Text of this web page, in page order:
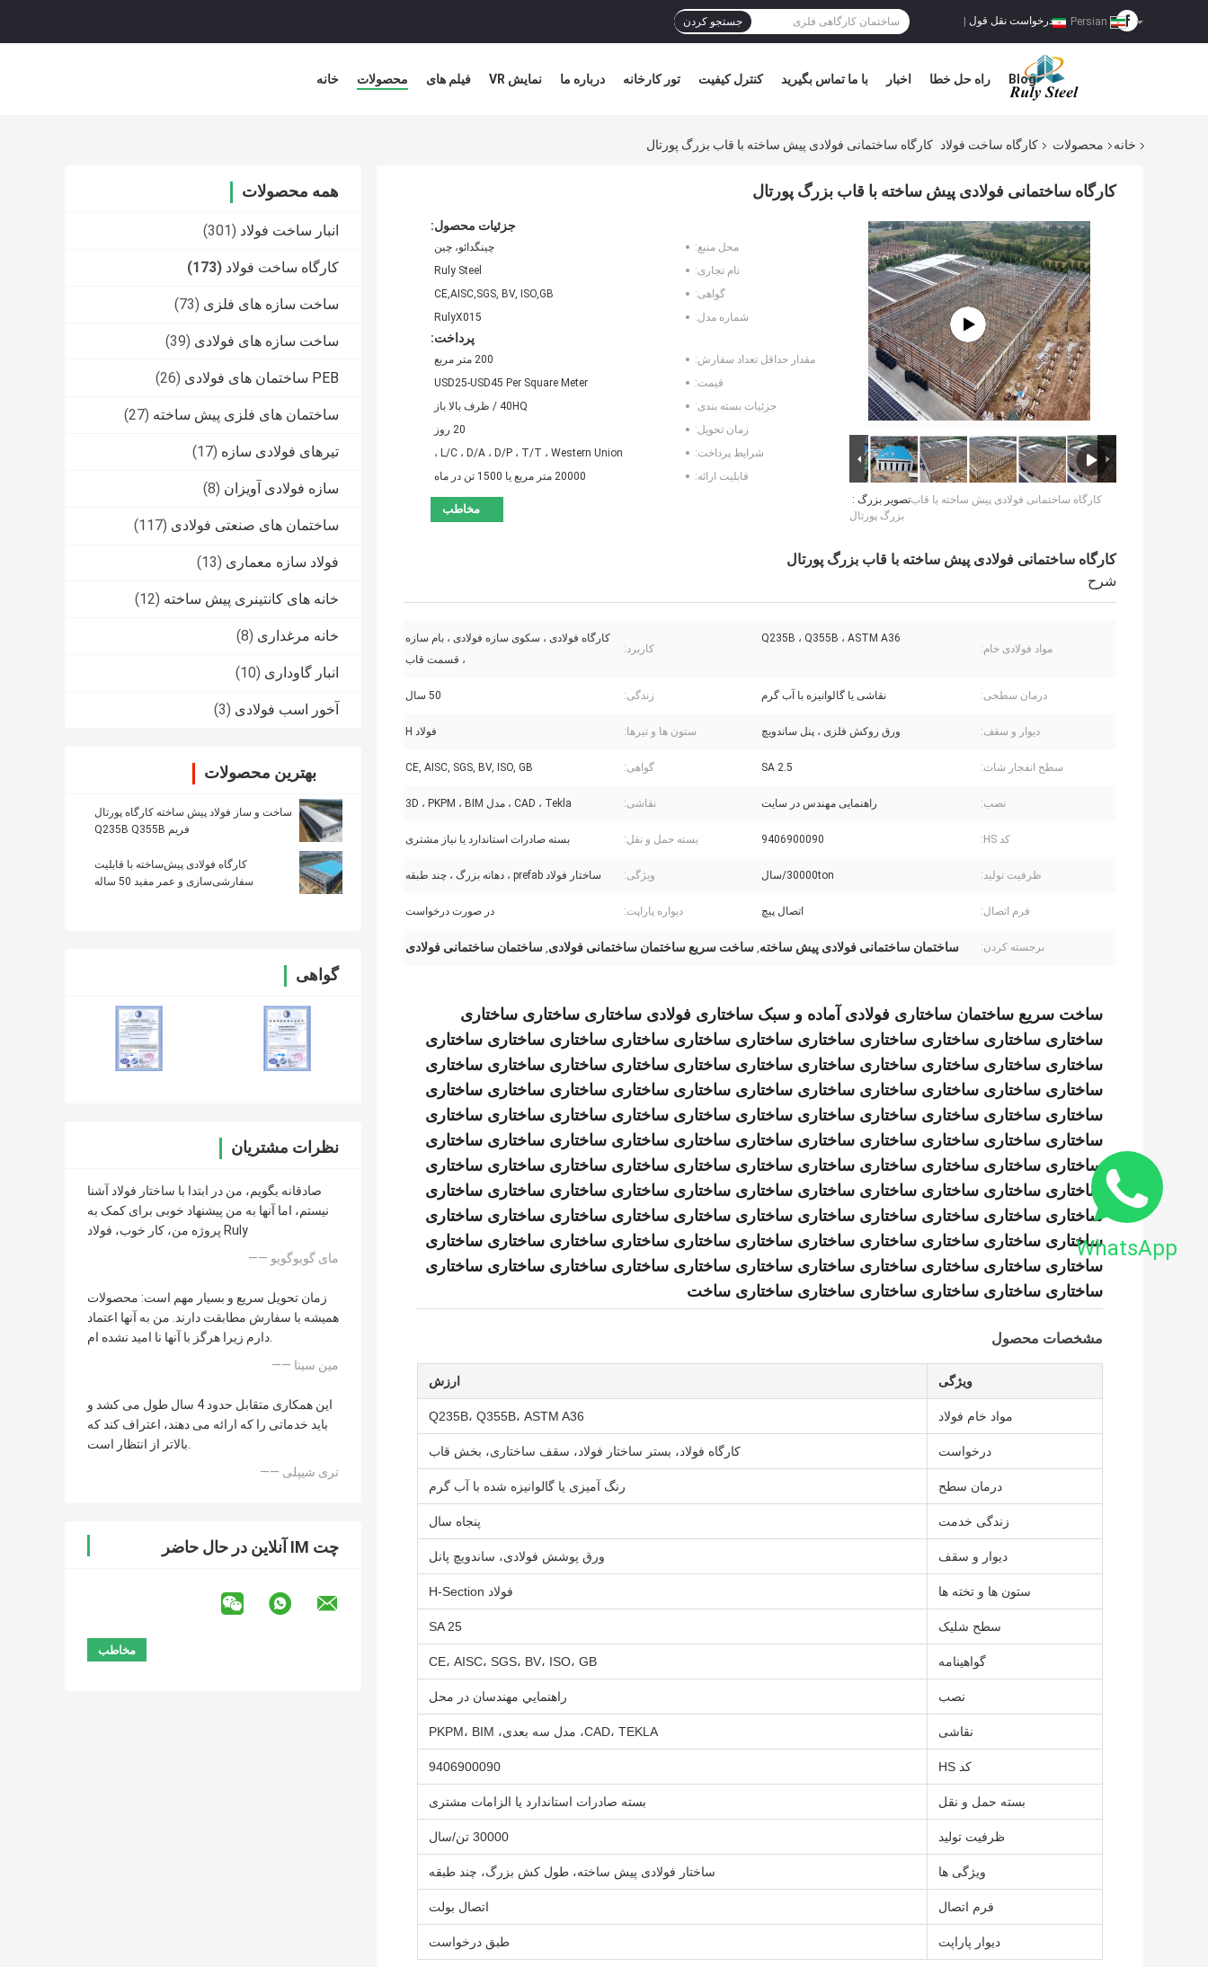
درخواست نقل قول جستجو کردن
خانه محصولات فیلم های نمایش VR درباره ما تور کارخانه کنترل کیفیت با ما تماس بگیرید اخبار راه حل خطا Blog
خانه محصولات کارگاه ساخت فولاد کارگاه ساختمانی فولادی پیش ساخته با قاب بزرگ پورتال
همه محصولات
انبار ساخت فولاد (301)
کارگاه ساخت فولاد (173)
ساخت سازه های فلزی (73)
ساخت سازه های فولادی (39)
PEB ساختمان های فولادی (26)
ساختمان های فلزی پیش ساخته (27)
تیرهای فولادی سازه (17)
سازه فولادی آویزان (8)
ساختمان های صنعتی فولادی (117)
فولاد سازه معماری (13)
خانه های کانتینری پیش ساخته (12)
خانه مرغداری (8)
انبار گاوداری (10)
آخور اسب فولادی (3)
بهترین محصولات
ساخت و ساز فولاد پیش ساخته کارگاه پورتال
فریم Q235B Q355B
کارگاه فولادی پیش‌ساخته با قابلیت
سفارشی‌سازی و عمر مفید 50 ساله
گواهی
نظرات مشتریان
صادقانه بگویم، من در ابتدا با ساختار فولاد آشنا
نیستم، اما آنها به من پیشنهاد خوبی برای کمک به
پروژه من، کار خوب، فولاد Ruly
—— مای گویوگویو
زمان تحویل سریع و بسیار مهم است: محصولات
همیشه با سفارش مطابقت دارند. من به آنها اعتماد
دارم زیرا هرگز با آنها نا امید نشده ام.
—— مین سینا
این همکاری متقابل حدود 4 سال طول می کشد و
باید خدماتی را که ارائه می دهند، اعتراف کند که
بالاتر از انتظار است.
—— تری شیپلی
چت IM آنلاین در حال حاضر
کارگاه ساختمانی فولادی پیش ساخته با قاب بزرگ پورتال
تصویر بزرگ :کارگاه ساختمانی فولادی پیش ساخته با قاب
بزرگ پورتال
جزئیات محصول:
محل منبع:
چینگدائو، چین
نام تجاری:
Ruly Steel
گواهی:
CE,AISC,SGS, BV, ISO,GB
شماره مدل:
RulyX015
پرداخت:
مقدار حداقل تعداد سفارش:
200 متر مربع
قیمت:
USD25-USD45 Per Square Meter
جزئیات بسته بندی:
40HQ / ظرف بالا باز
زمان تحویل:
20 روز
شرایط پرداخت:
L/C ، D/A ، D/P ، T/T ، Western Union ،
قابلیت ارائه:
20000 متر مربع یا 1500 تن در ماه
مخاطب
کارگاه ساختمانی فولادی پیش ساخته با قاب بزرگ پورتال
شرح
مواد فولادی خام:
Q235B ، Q355B ، ASTM A36
کاربرد:
کارگاه فولادی ، سکوی سازه فولادی ، بام سازه
، قسمت قاب
درمان سطحی: نقاشی یا گالوانیزه با آب گرم زندگی: 50 سال
دیوار و سقف: ورق روکش فلزی ، پنل ساندویچ ستون ها و تیرها: فولاد H
سطح انفجار شات: SA 2.5 گواهی: CE, AISC, SGS, BV, ISO, GB
نصب: راهنمایی مهندس در سایت نقاشی: CAD ، Tekla ، مدل 3D ، PKPM ، BIM
کد HS: 9406900090 بسته حمل و نقل: بسته صادرات استاندارد یا نیاز مشتری
ظرفیت تولید: 30000ton/سال ویژگی: ساختار فولاد prefab ، دهانه بزرگ ، چند طبقه
فرم اتصال: اتصال پیچ دیواره پاراپت: در صورت درخواست
برجسته کردن: ساختمان ساختمانی فولادی پیش ساخته, ساخت سریع ساختمان ساختمانی فولادی, ساختمان ساختمانی فولادی
ساخت سریع ساختمان ساختاری فولادی آماده و سبک ساختاری فولادی ساختاری ساختاری ساختاری
ساختاری ساختاری ساختاری ساختاری ساختاری ساختاری ساختاری ساختاری ساختاری ساختاری ساختاری
ساختاری ساختاری ساختاری ساختاری ساختاری ساختاری ساختاری ساختاری ساختاری ساختاری ساختاری
ساختاری ساختاری ساختاری ساختاری ساختاری ساختاری ساختاری ساختاری ساختاری ساختاری ساختاری
ساختاری ساختاری ساختاری ساختاری ساختاری ساختاری ساختاری ساختاری ساختاری ساختاری ساختاری
ساختاری ساختاری ساختاری ساختاری ساختاری ساختاری ساختاری ساختاری ساختاری ساختاری ساختاری
ساختاری ساختاری ساختاری ساختاری ساختاری ساختاری ساختاری ساختاری ساختاری ساختاری ساختاری
ساختاری ساختاری ساختاری ساختاری ساختاری ساختاری ساختاری ساختاری ساختاری ساختاری ساختاری
ساختاری ساختاری ساختاری ساختاری ساختاری ساختاری ساختاری ساختاری ساختاری ساختاری ساختاری
ساختاری ساختاری ساختاری ساختاری ساختاری ساختاری ساختاری ساختاری ساختاری ساختاری ساختاری
ساختاری ساختاری ساختاری ساختاری ساختاری ساختاری ساختاری ساختاری ساختاری ساختاری ساختاری
ساختاری ساختاری ساختاری ساختاری ساختاری ساختاری ساخت
مشخصات محصول
ویژگی ارزش
مواد خام فولاد Q235B، Q355B، ASTM A36
درخواست کارگاه فولاد، بستر ساختار فولاد، سقف ساختاری، بخش قاب
درمان سطح رنگ آمیزی یا گالوانیزه شده با آب گرم
زندگی خدمت پنجاه سال
دیوار و سقف ورق پوشش فولادی، ساندویچ پانل
ستون ها و تخته ها فولاد H-Section
سطح شلیک SA 25
گواهینامه CE، AISC، SGS، BV، ISO، GB
نصب راهنمايي مهندسان در محل
نقاشی CAD، TEKLA، مدل سه بعدی، PKPM، BIM
کد HS 9406900090
بسته حمل و نقل بسته صادرات استاندارد یا الزامات مشتری
ظرفیت تولید 30000 تن/سال
ویژگی ها ساختار فولادی پیش ساخته، طول کش بزرگ، چند طبقه
فرم اتصال اتصال بولت
دیوار پاراپت طبق درخواست
WhatsApp